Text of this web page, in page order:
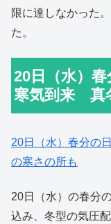
限に達しなかった
た。
20日（水）
寒気到来 真
20日（水）春分の
の寒さの所も
20日（水）の春分
込み、冬型の気圧